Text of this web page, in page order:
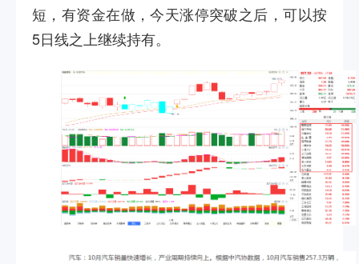
短，有资金在做，今天涨停突破之后，可以按
5日线之上继续持有。